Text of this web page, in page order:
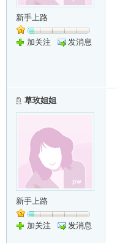
新手上路
加关注 发消息
草玫姐姐
新手上路
加关注 发消息